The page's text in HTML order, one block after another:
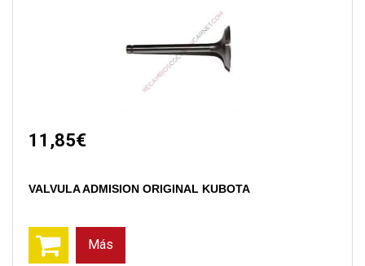
11,85€
VALVULA ADMISION ORIGINAL KUBOTA
Más